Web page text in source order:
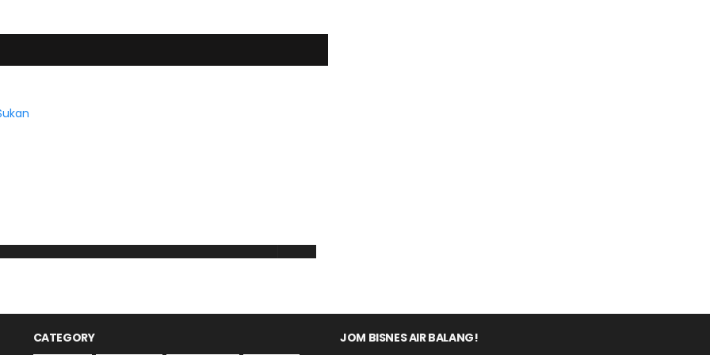
CATEGORY JOM BISNES AIR BALANG!